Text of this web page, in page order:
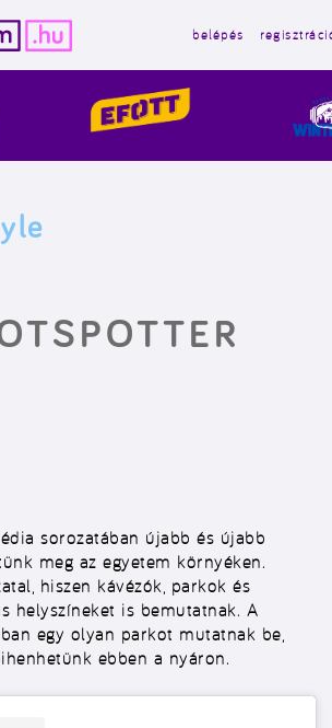
belépés
sorozatában újabb és újabb
meg az egyetem környéken.
hiszen kávézók, parkok és
helyszíneket is bemutatnak. A
egy olyan parkot mutatnak be,
ebben a nyáron.